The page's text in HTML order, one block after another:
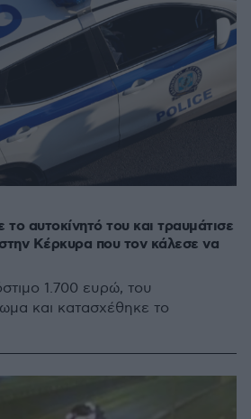
αυτοκίνητό του και τραυμάτισε
Κέρκυρα που τον κάλεσε να
1.700 ευρώ, του
και κατασχέθηκε το